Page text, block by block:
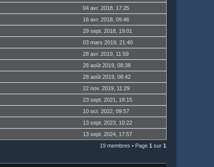
04 avr. 2018, 17:25
16 avr. 2018, 09:46
29 sept. 2018, 19:01
03 mars 2019, 21:40
28 avr. 2019, 11:59
28 août 2019, 08:38
28 août 2019, 08:42
22 nov. 2019, 11:29
23 sept. 2021, 18:15
10 oct. 2022, 09:57
13 sept. 2023, 10:22
13 sept. 2024, 17:57
19 membres • Page 1 sur 1